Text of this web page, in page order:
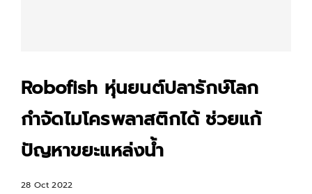
Robofish หุ่นยนต์ปลารักษ์โลก
กำจัดไมโครพลาสติกได้ ช่วยแก้
ปัญหาขยะแหล่งน้ำ
28 Oct 2022